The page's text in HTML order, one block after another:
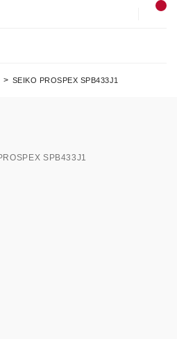
SEIKO PROSPEX SPB433J1